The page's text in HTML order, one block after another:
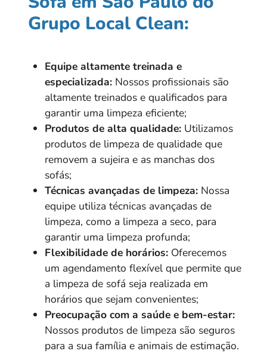
Grupo Local Clean:
Equipe altamente treinada e
especializada: Nossos profissionais são
altamente treinados e qualificados para
garantir uma limpeza eficiente;
Produtos de alta qualidade: Utilizamos
produtos de limpeza de qualidade que
removem a sujeira e as manchas dos
sofás;
Técnicas avançadas de limpeza: Nossa
equipe utiliza técnicas avançadas de
limpeza, como a limpeza a seco, para
garantir uma limpeza profunda;
Flexibilidade de horários: Oferecemos
um agendamento flexível que permite que
a limpeza de sofá seja realizada em
horários que sejam convenientes;
Preocupação com a saúde e bem-estar:
Nossos produtos de limpeza são seguros
para a sua família e animais de estimação.